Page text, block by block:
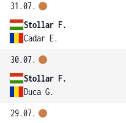
31.07.
Stollar F.
Cadar E.
30.07.
Stollar F.
Duca G.
29.07.